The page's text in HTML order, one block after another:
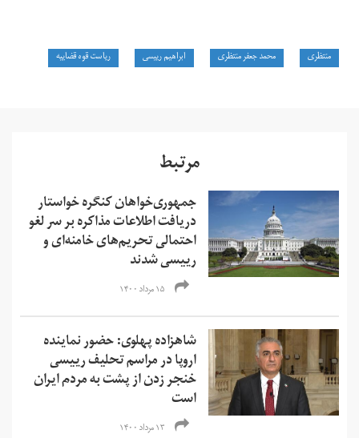
منتظری محمد جعفر منتظری ابراهیم رییسی ریاست قوه قضاییه
مرتبط
جمهوری‌خواهان کنگره خواستار
دریافت اطلاعات مذاکره بر سر لغو
احتمالی تحریم‌های خامنه‌ای و
رییسی شدند
۱۵ مرداد ۱۴۰۰
شاهزاده پهلوی: حضور نماینده
اروپا در مراسم تحلیف رییسی
خنجر زدن از پشت به مردم ایران
است
۱۳ مرداد ۱۴۰۰